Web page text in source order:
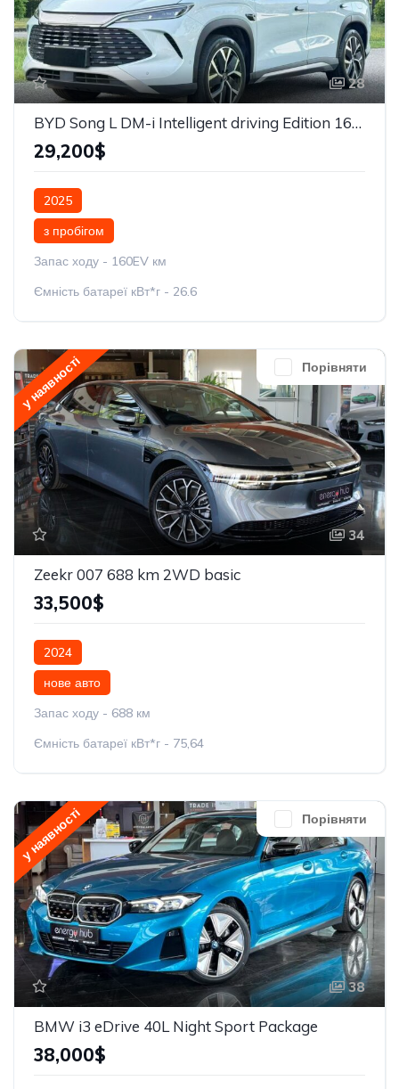
28
BYD Song L DM-i Intelligent driving Edition 160km Beyond
29,200$
2025
з пробігом
Запас ходу - 160EV км
Ємність батареї кВт*г - 26.6
Порівняти
у наявності
34
Zeekr 007 688 km 2WD basic
33,500$
2024
нове авто
Запас ходу - 688 км
Ємність батареї кВт*г - 75,64
Порівняти
у наявності
38
BMW i3 eDrive 40L Night Sport Package
38,000$